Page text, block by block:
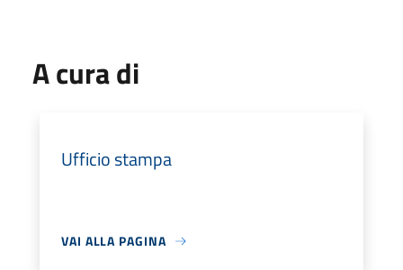
A cura di
Ufficio stampa
VAI ALLA PAGINA